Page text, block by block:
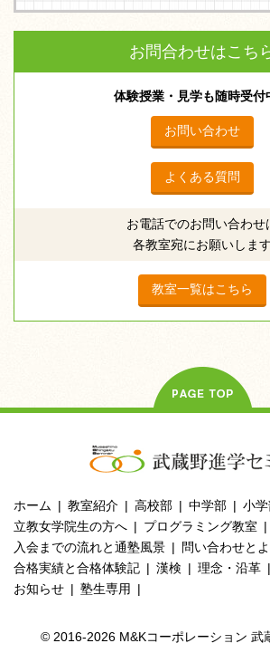
お問合わせはこち
体験授業・見学も随時受付
お問い合わせ
よくある質問
お電話でのお問い合わせ
各教室宛にお願いします
教室一覧はこちら
ホーム 教室紹介 高校部 中学部
小
立教女学院生の方へ
プログラミング教室
入会までの流れと通塾風景
問い合わせと
合格実績と合格体験記
漢検 理念・沿革
お知らせ
塾生専用
© 2016-2026 M&Kコーポレーション 武